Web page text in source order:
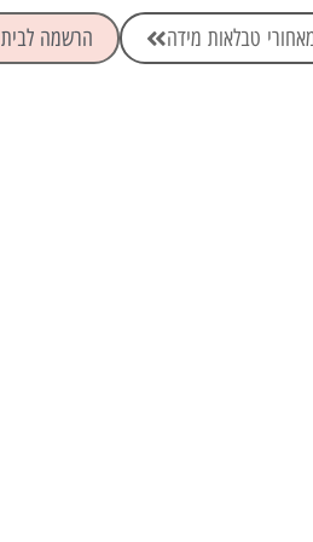
טבלאות מידה הרשמה